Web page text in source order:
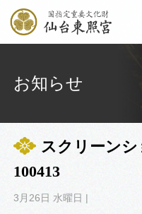
お知らせ
スクリーンシ
100413
3月26日 水曜日 |